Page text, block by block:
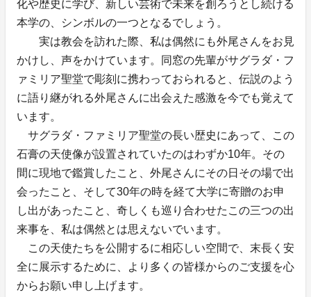
化や歴史に学び、新しい芸術で未来を創ろうとし続ける
本学の、シンボルの一つとなるでしょう。
実は教会を訪れた際、私は偶然にも外尾さんをお見
かけし、声をかけています。同窓の先輩がサグラダ・フ
ァミリア聖堂で彫刻に携わっておられると、伝説のよう
に語り継がれる外尾さんに出会えた感激を今でも覚えて
います。
サグラダ・ファミリア聖堂の長い歴史にあって、この
石膏の天使像が設置されていたのはわずか10年。その
間に現地で鑑賞したこと、外尾さんにその日その場で出
会ったこと、そして30年の時を経て大学に寄贈のお申
し出があったこと、奇しくも巡り合わせたこの三つの出
来事を、私は偶然とは思えないでいます。
この天使たちを公開するに相応しい空間で、末長く安
全に展示するために、より多くの皆様からのご支援を心
からお願い申し上げます。